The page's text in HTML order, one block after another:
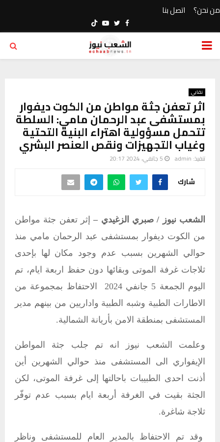
من نحن؟ اتصل بنا
Facebook
Twitter
Youtube
PRIMARY
نقابي
اثر تعفن جثة مواطن من الكوت ديفوار
بمستشفى عبد الرحمان مامي: السلطة
تتحمل مسؤولية اهتراء البنية التحتية
وغياب التجهيزات ونقص العنصر البشري
تنفيذ: admin 5 جانفي، 2024 20:17
شارك
الشعب نيوز / صبري الزغيدي – إثر تعفن جثة مواطن
من الكوت ديفوار بمستشفى عبد الرحمان مامي منذ
حوالي الشهرين بسبب عدم وجود مكان لها بإحدى
ثلاجات غرفة الموتى وبقائها دون حفظ اربعة ايام، تم
اليوم الجمعة 5 جانفي 2024 الاحتفاظ بمجموعة من
الاطارات الطبية وشبه الطبية واداريين من بينهم مدير
المستشفى بمنطقة الامن بأريانة الشمالية.
وعلمت الشعب نيوز انه تم جلب جثة المواطن
الإيفواري الى المستشفى منذ حوالي الشهرين أين
أذنت احدى الطبيبات باحالتها إلى غرفة الموتى، لكن
الجثة بقيت في الغرفة أربعة ايام بسبب عدم توفّر
ثلاجة شاغرة.
وقد تم الاحتفاظ بالمدير العام للمستشفى وناظر